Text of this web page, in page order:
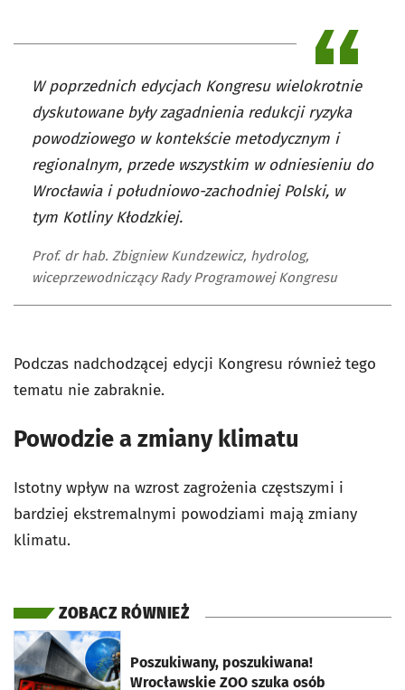
W poprzednich edycjach Kongresu wielokrotnie
dyskutowane były zagadnienia redukcji ryzyka
powodziowego w kontekście metodycznym i
regionalnym, przede wszystkim w odniesieniu do
Wrocławia i południowo-zachodniej Polski, w
tym Kotliny Kłodzkiej.
Prof. dr hab. Zbigniew Kundzewicz, hydrolog,
wiceprzewodniczący Rady Programowej Kongresu
Podczas nadchodzącej edycji Kongresu również tego
tematu nie zabraknie.
Powodzie a zmiany klimatu
Istotny wpływ na wzrost zagrożenia częstszymi i
bardziej ekstremalnymi powodziami mają zmiany
klimatu.
ZOBACZ RÓWNIEŻ
Poszukiwany, poszukiwana!
Wrocławskie ZOO szuka osób
otworzy się w nowej karcie